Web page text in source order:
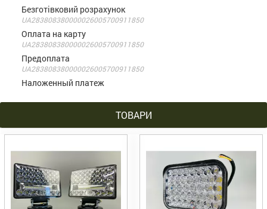
Безготівковий розрахунок
UA283808380000026005700911850
Оплата на карту
UA283808380000026005700911850
Предоплата
UA283808380000026005700911850
Наложенный платеж
ТОВАРИ